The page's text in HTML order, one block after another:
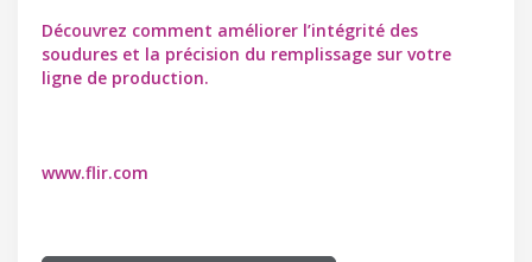
Découvrez comment améliorer l’intégrité des
soudures et la précision du remplissage sur votre
ligne de production.
www.flir.com